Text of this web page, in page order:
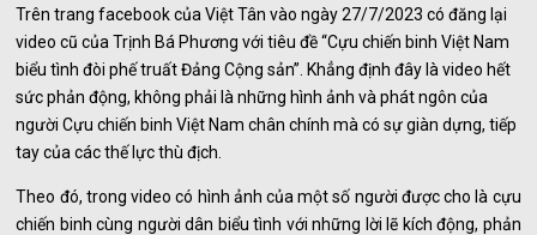
Trên trang facebook của Việt Tân vào ngày 27/7/2023 có đăng lại
video cũ của Trịnh Bá Phương với tiêu đề “Cựu chiến binh Việt Nam
biểu tình đòi phế truất Đảng Cộng sản”. Khẳng định đây là video hết
sức phản động, không phải là những hình ảnh và phát ngôn của
người Cựu chiến binh Việt Nam chân chính mà có sự giàn dựng, tiếp
tay của các thế lực thù địch.
Theo đó, trong video có hình ảnh của một số người được cho là cựu
chiến binh cùng người dân biểu tình với những lời lẽ kích động, phản